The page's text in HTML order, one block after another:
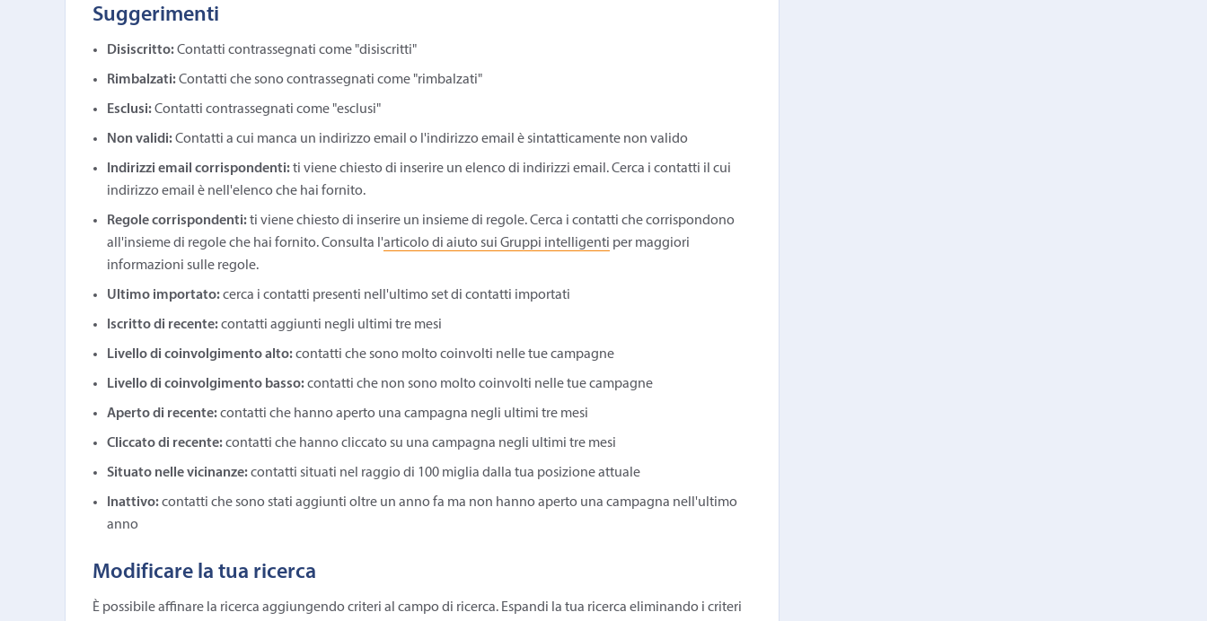
Suggerimenti
Disiscritto:Contatti contrassegnati come "disiscritti"
Rimbalzati:Contatti che sono contrassegnati come "rimbalzati"
Esclusi:Contatti contrassegnati come "esclusi"
Non validi:Contatti a cui manca un indirizzo email o l'indirizzo email è sintatticamente non valido
Indirizzi email corrispondenti:ti viene chiesto di inserire un elenco di indirizzi email. Cerca i contatti il cui
indirizzo email è nell'elenco che hai fornito.
Regole corrispondenti:ti viene chiesto di inserire un insieme di regole. Cerca i contatti che corrispondono
all'insieme di regole che hai fornito. Consulta l'articolo di aiuto sui Gruppi intelligenti per maggiori
informazioni sulle regole.
Ultimo importato:cerca i contatti presenti nell'ultimo set di contatti importati
Iscritto di recente:contatti aggiunti negli ultimi tre mesi
Livello di coinvolgimento alto:contatti che sono molto coinvolti nelle tue campagne
Livello di coinvolgimento basso:contatti che non sono molto coinvolti nelle tue campagne
Aperto di recente:contatti che hanno aperto una campagna negli ultimi tre mesi
Cliccato di recente:contatti che hanno cliccato su una campagna negli ultimi tre mesi
Situato nelle vicinanze:contatti situati nel raggio di 100 miglia dalla tua posizione attuale
Inattivo:contatti che sono stati aggiunti oltre un anno fa ma non hanno aperto una campagna nell'ultimo
anno
Modificare la tua ricerca
È possibile affinare la ricerca aggiungendo criteri al campo di ricerca. Espandi la tua ricerca eliminando i criteri